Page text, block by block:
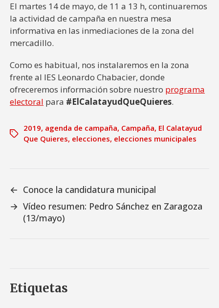
El martes 14 de mayo, de 11 a 13 h, continuaremos
la actividad de campaña en nuestra mesa
informativa en las inmediaciones de la zona del
mercadillo.
Como es habitual, nos instalaremos en la zona
frente al IES Leonardo Chabacier, donde
ofreceremos información sobre nuestro programa
electoral para #ElCalatayudQueQuieres.
2019, agenda de campaña, Campaña, El Calatayud
Que Quieres, elecciones, elecciones municipales
← Conoce la candidatura municipal
→ Vídeo resumen: Pedro Sánchez en Zaragoza
(13/mayo)
Etiquetas